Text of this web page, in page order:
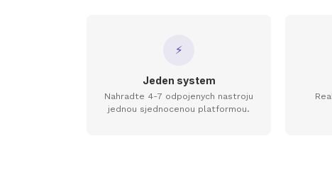
⚡
Jeden system
Nahradte 4-7 odpojenych nastroju
jednou sjednocenou platformou.